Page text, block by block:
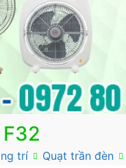
trí Quạt trần đèn